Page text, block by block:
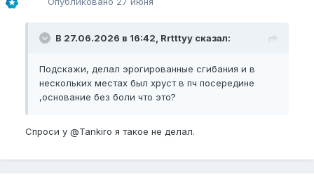
В 27.06.2026 в 16:42, Rrtttyy сказал:
Подскажи, делал эрогированные сгибания и в
нескольких местах был хруст в пч посередине
,основание без боли что это?
Спроси у @Tankiro я такое не делал.